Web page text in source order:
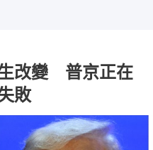
改變 普京正在
敗